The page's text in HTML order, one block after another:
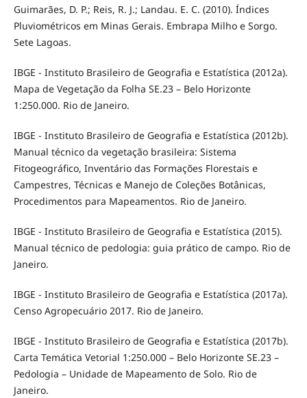
Guimarães, D. P.; Reis, R. J.; Landau. E. C. (2010). Índices
Pluviométricos em Minas Gerais. Embrapa Milho e Sorgo.
Sete Lagoas.
IBGE - Instituto Brasileiro de Geografia e Estatística (2012a).
Mapa de Vegetação da Folha SE.23 – Belo Horizonte
1:250.000. Rio de Janeiro.
IBGE - Instituto Brasileiro de Geografia e Estatística (2012b).
Manual técnico da vegetação brasileira: Sistema
Fitogeográfico, Inventário das Formações Florestais e
Campestres, Técnicas e Manejo de Coleções Botânicas,
Procedimentos para Mapeamentos. Rio de Janeiro.
IBGE - Instituto Brasileiro de Geografia e Estatística (2015).
Manual técnico de pedologia: guia prático de campo. Rio de
Janeiro.
IBGE - Instituto Brasileiro de Geografia e Estatística (2017a).
Censo Agropecuário 2017. Rio de Janeiro.
IBGE - Instituto Brasileiro de Geografia e Estatística (2017b).
Carta Temática Vetorial 1:250.000 – Belo Horizonte SE.23 –
Pedologia – Unidade de Mapeamento de Solo. Rio de
Janeiro.